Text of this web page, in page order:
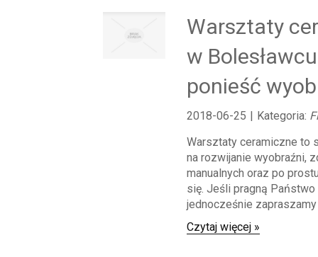
Warsztaty
w
ponieść
2018-06-25 | Kategoria:
Warsztaty ceramiczne to
na rozwijanie wyobraźni,
manualnych oraz po
się. Jeśli pragną
jednocześnie zapraszamy
Czytaj więcej »